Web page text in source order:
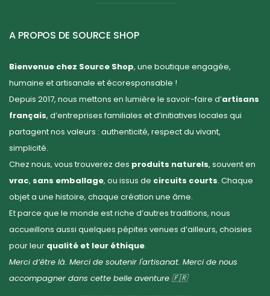
A PROPOS DE SOURCE SHOP
Bienvenue chez Source Shop, une boutique engagée,
humaine et artisanale et écoresponsable !
Depuis 2017, nous mettons en lumière le savoir-faire d’artisans
français, d’entreprises familiales et d’initiatives locales qui
partagent nos valeurs : authenticité, respect du vivant,
simplicité.
Chez nous, vous trouverez des produits naturels, souvent en
vrac, sans emballage, ou issus de circuits courts. Chaque
objet a une histoire, chaque création une âme.
Et parce que le monde est riche d’autres traditions, nous
accueillons aussi quelques pépites venues d’ailleurs, choisies
pour leur qualité et leur éthique.
Merci d’être là. Merci de soutenir l'artisanat. Merci de nous
accompagner dans cette belle aventure 🇫🇷